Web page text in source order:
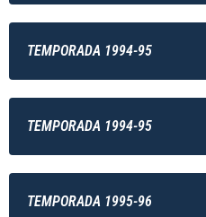
TEMPORADA 1994-95
TEMPORADA 1994-95
TEMPORADA 1995-96